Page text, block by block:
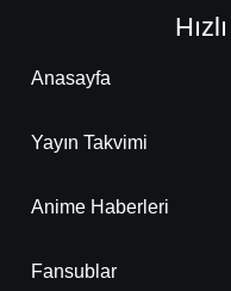
Anasayfa
Yayın Takvimi
Anime Haberleri
Fansublar